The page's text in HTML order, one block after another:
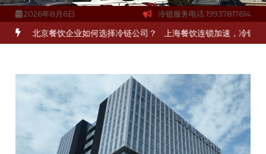
2026年8月6日 冷链服务电话:19937817614
北京餐饮企业如何选择冷链公司？ 上海餐饮连锁加速，冷链配送如何